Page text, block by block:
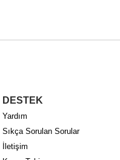
DESTEK
Yardım
Sıkça Sorulan Sorular
İletişim